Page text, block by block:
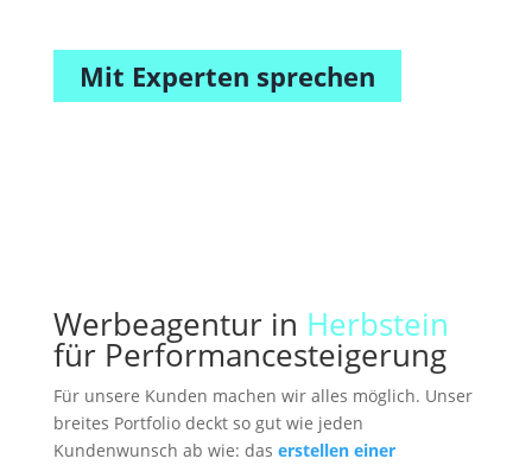
Mit Experten sprechen
Werbeagentur in Herbstein
für Performancesteigerung
Für unsere Kunden machen wir alles möglich. Unser
breites Portfolio deckt so gut wie jeden
Kundenwunsch ab wie: das erstellen einer